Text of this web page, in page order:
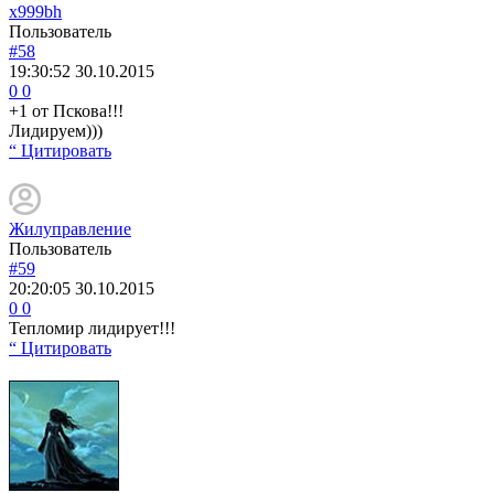
x999bh
Пользователь
#58
19:30:52 30.10.2015
0 0
+1 от Пскова!!!
Лидируем)))
“ Цитировать
Жилуправление
Пользователь
#59
20:20:05 30.10.2015
0 0
Тепломир лидирует!!!
“ Цитировать